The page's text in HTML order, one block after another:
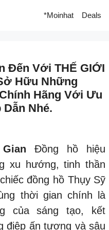
*Moinhat Deals
Đến Với THẾ GIỚI
Hữu Những
Hãng Với Ưu
Nhé.
Đồng hồ hiệu
xu hướng, tinh thần
đồng hồ Thụy Sỹ
thời gian chính là
của sáng tạo, kết
điệp ấn tượng và sâu